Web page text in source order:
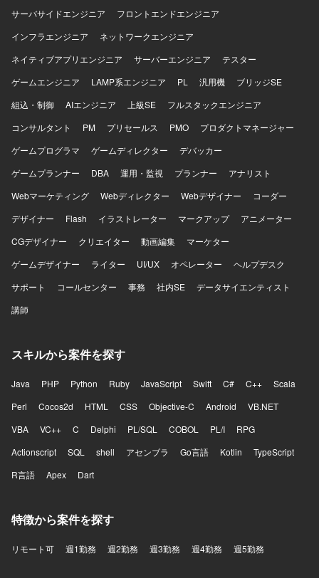
サーバサイドエンジニア
フロントエンドエンジニア
インフラエンジニア
ネットワークエンジニア
ネイティブアプリエンジニア
サーバーエンジニア
テスター
ゲームエンジニア
LAMP系エンジニア PL 汎用機
ブリッジSE
組込・制御
AIエンジニア 上級SE
フルスタックエンジニア
コンサルタント
PM プリセールス PMO
プロダクトマネージャー
ゲームプログラマ
ゲームディレクター
デバッカー
ゲームプランナー
DBA 運用・監視 プランナー
アナリスト
Webマーケティング
Webディレクター Webデザイナー
コーダー
デザイナー
Flash イラストレーター マークアップ
アニメーター
CGデザイナー
クリエイター 動画編集
マーケター
ゲームデザイナー
ライター UI/UX オペレーター
ヘルプデスク
サポート
コールセンター 事務 社内SE
データサイエンティスト
講師
スキルから案件を探す
Java PHP Python Ruby JavaScript Swift C# C++
Scala
Perl
Cocos2d HTML CSS Objective-C Android
VB.NET
VBA
VC++ C Delphi PL/SQL COBOL PL/I
RPG
Actionscript
SQL shell アセンブラ Go言語 Kotlin
TypeScript
R言語
Apex Dart
特徴から案件を探す
リモート可 週1勤務 週2勤務 週3勤務 週4勤務 週5勤務